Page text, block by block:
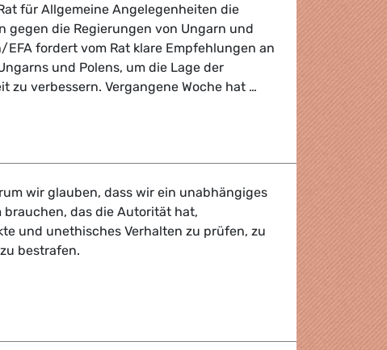
für Allgemeine Angelegenheiten die
gegen die Regierungen von Ungarn und
EFA fordert vom Rat klare Empfehlungen an
und Polens, um die Lage der
zu verbessern. Vergangene Woche hat …
auf die Grundrechte dürfen nicht weiter ignoriert werden
wir glauben, dass wir ein unabhängiges
brauchen, das die Autorität hat,
und unethisches Verhalten zu prüfen, zu
bestrafen.
ETHIK-GREMIUM